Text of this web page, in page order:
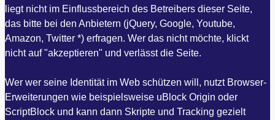
liegt nicht im Einflussbereich des Betreibers dieser Seite,
das bitte bei den Anbietern (jQuery, Google, Youtube,
Amazon, Twitter *) erfragen. Wer das nicht möchte, klickt
nicht auf "akzeptieren" und verlässt die Seite.
Wer wer seine Identität im Web schützen will, nutzt Browser-
Erweiterungen wie beispielsweise uBlock Origin oder
ScriptBlock und kann dann Skripte und Tracking gezielt